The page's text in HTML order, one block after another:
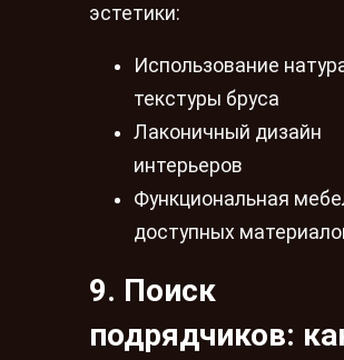
эстетики:
Использование
текстуры бруса
Лаконичный дизайн
интерьеров
Функциональная
доступных
9. Поиск
подрядчиков: